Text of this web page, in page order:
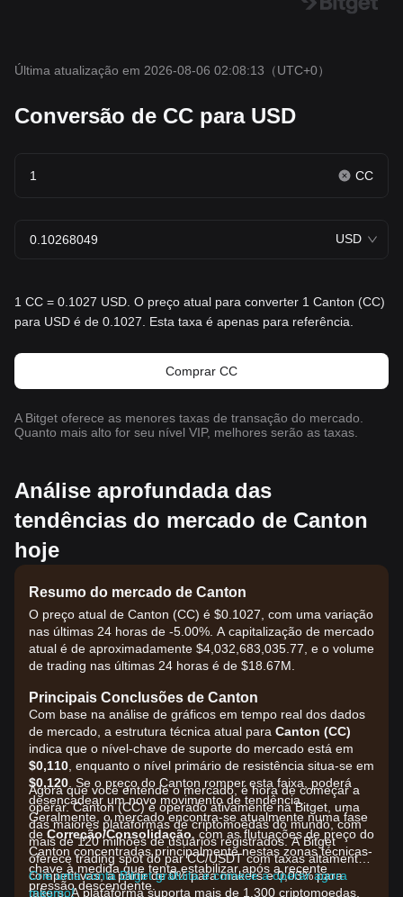
Última atualização em 2026-08-06 02:08:13 （UTC+0）
Conversão de CC para USD
CC
USD
1 CC = 0.1027 USD. O preço atual para converter 1 Canton (CC)
para USD é de 0.1027. Esta taxa é apenas para referência.
Comprar CC
A Bitget oferece as menores taxas de transação do mercado.
Quanto mais alto for seu nível VIP, melhores serão as taxas.
Análise aprofundada das
tendências do mercado de Canton
hoje
Resumo do mercado de Canton
O preço atual de Canton (CC) é $0.1027, com uma variação
nas últimas 24 horas de -5.00%. A capitalização de mercado
atual é de aproximadamente $4,032,683,035.77, e o volume
de trading nas últimas 24 horas é de $18.67M.
Principais Conclusões de Canton
Com base na análise de gráficos em tempo real dos dados
de mercado, a estrutura técnica atual para Canton (CC)
indica que o nível-chave de suporte do mercado está em
$0,110 , enquanto o nível primário de resistência situa-se em
$0,120 . Se o preço do Canton romper esta faixa, poderá
desencadear um novo movimento de tendência.
Geralmente, o mercado encontra-se atualmente numa fase
de Correção/Consolidação, com as flutuações de preço do
Canton concentradas principalmente nestas zonas técnicas-
chave à medida que tenta estabilizar após a recente
pressão descendente.
Agora que você entende o mercado, é hora de começar a
operar. Canton (CC) é operado ativamente na Bitget, uma
das maiores plataformas de criptomoedas do mundo, com
mais de 120 milhões de usuários registrados. A Bitget
oferece trading spot do par CC/USDT com taxas altamente
competitivas, a partir de 0% para makers e 0,03% para
takers. A plataforma suporta mais de 1.300 criptomoedas,
Crie uma conta Bitget gratuita e comece a operar agora
mesmo!